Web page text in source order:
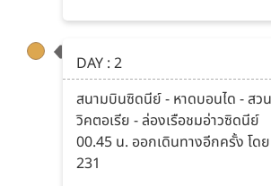
DAY : 2
สนามบินซิดนีย์ - หาดบอนได - สว
วิคตอเรีย - ล่องเรือชมอ่าวซิดนีย์
00.45 น. ออกเดินทางอีกครั้ง โด
231